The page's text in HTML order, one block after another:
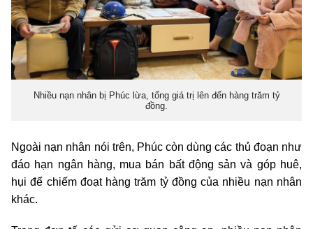
Nhiều nạn nhân bị Phúc lừa, tổng giá trị lên đến hàng trăm tỷ
đồng.
Ngoài nạn nhân nói trên, Phúc còn dùng các thủ đoạn như
đáo hạn ngân hàng, mua bán bất động sản và góp huê,
hụi để chiếm đoạt hàng trăm tỷ đồng của nhiều nạn nhân
khác.